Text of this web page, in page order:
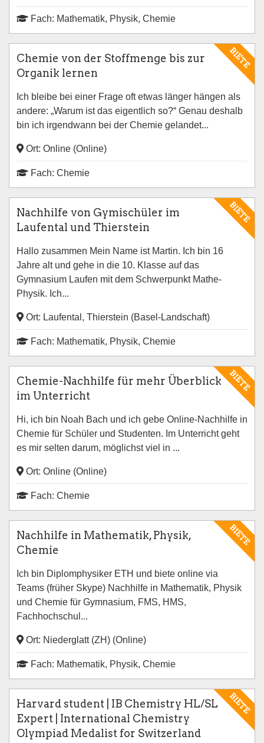
Fach: Mathematik, Physik, Chemie
BIETE
Chemie von der Stoffmenge bis zur
Organik lernen
Ich bleibe bei einer Frage oft etwas länger hängen als
andere: „Warum ist das eigentlich so?“ Genau deshalb
bin ich irgendwann bei der Chemie gelandet...
Ort: Online (Online)
Fach: Chemie
BIETE
Nachhilfe von Gymischüler im
Laufental und Thierstein
Hallo zusammen Mein Name ist Martin. Ich bin 16
Jahre alt und gehe in die 10. Klasse auf das
Gymnasium Laufen mit dem Schwerpunkt Mathe-
Physik. Ich...
Ort: Laufental, Thierstein (Basel-Landschaft)
Fach: Mathematik, Physik, Chemie
BIETE
Chemie-Nachhilfe für mehr Überblick
im Unterricht
Hi, ich bin Noah Bach und ich gebe Online-Nachhilfe in
Chemie für Schüler und Studenten. Im Unterricht geht
es mir selten darum, möglichst viel in ...
Ort: Online (Online)
Fach: Chemie
BIETE
Nachhilfe in Mathematik, Physik,
Chemie
Ich bin Diplomphysiker ETH und biete online via
Teams (früher Skype) Nachhilfe in Mathematik, Physik
und Chemie für Gymnasium, FMS, HMS,
Fachhochschul...
Ort: Niederglatt (ZH) (Online)
Fach: Mathematik, Physik, Chemie
BIETE
Harvard student | IB Chemistry HL/SL
Expert | International Chemistry
Olympiad Medalist for Switzerland